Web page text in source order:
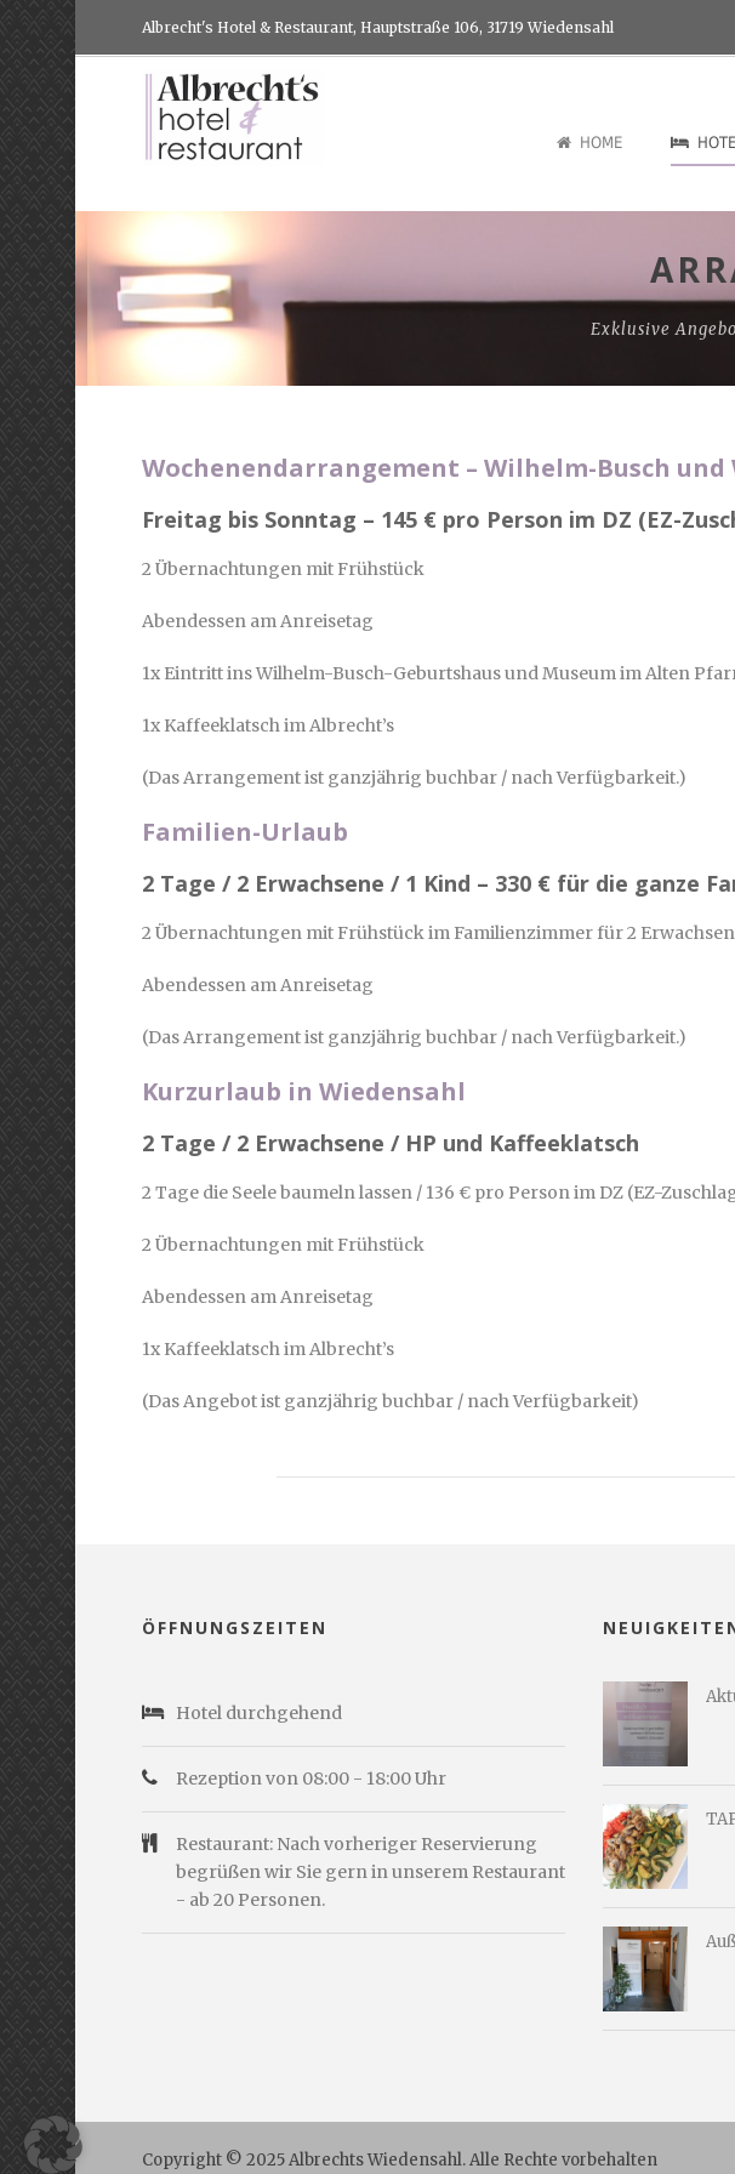
Albrecht's Hotel & Restaurant, Hauptstraße 106, 31719 Wiedensahl
HOME
Exklusive
Wochenendarrangement – Wilhelm-Busch und
Freitag bis Sonntag – 145 € pro Person im DZ (EZ-
2 Übernachtungen mit Frühstück
Abendessen am Anreisetag
1x Eintritt ins Wilhelm-Busch-Geburtshaus und Museum im Alten
1x Kaffeeklatsch im Albrecht’s
(Das Arrangement ist ganzjährig buchbar / nach Verfügbarkeit.)
Familien-Urlaub
2 Tage / 2 Erwachsene / 1 Kind – 330 € für die ganze
2 Übernachtungen mit Frühstück im Familienzimmer für 2
Abendessen am Anreisetag
(Das Arrangement ist ganzjährig buchbar / nach Verfügbarkeit.)
Kurzurlaub in Wiedensahl
2 Tage / 2 Erwachsene / HP und Kaffeeklatsch
2 Tage die Seele baumeln lassen / 136 € pro Person im DZ (EZ-
2 Übernachtungen mit Frühstück
Abendessen am Anreisetag
1x Kaffeeklatsch im Albrecht’s
(Das Angebot ist ganzjährig buchbar / nach Verfügbarkeit)
ÖFFNUNGSZEITEN
Hotel durchgehend
Rezeption von 08:00 - 18:00 Uhr
Restaurant: Nach vorheriger Reservierung
begrüßen wir Sie gern in unserem Restaurant
- ab 20 Personen.
Copyright © 2025 Albrechts Wiedensahl. Alle Rechte vorbehalten